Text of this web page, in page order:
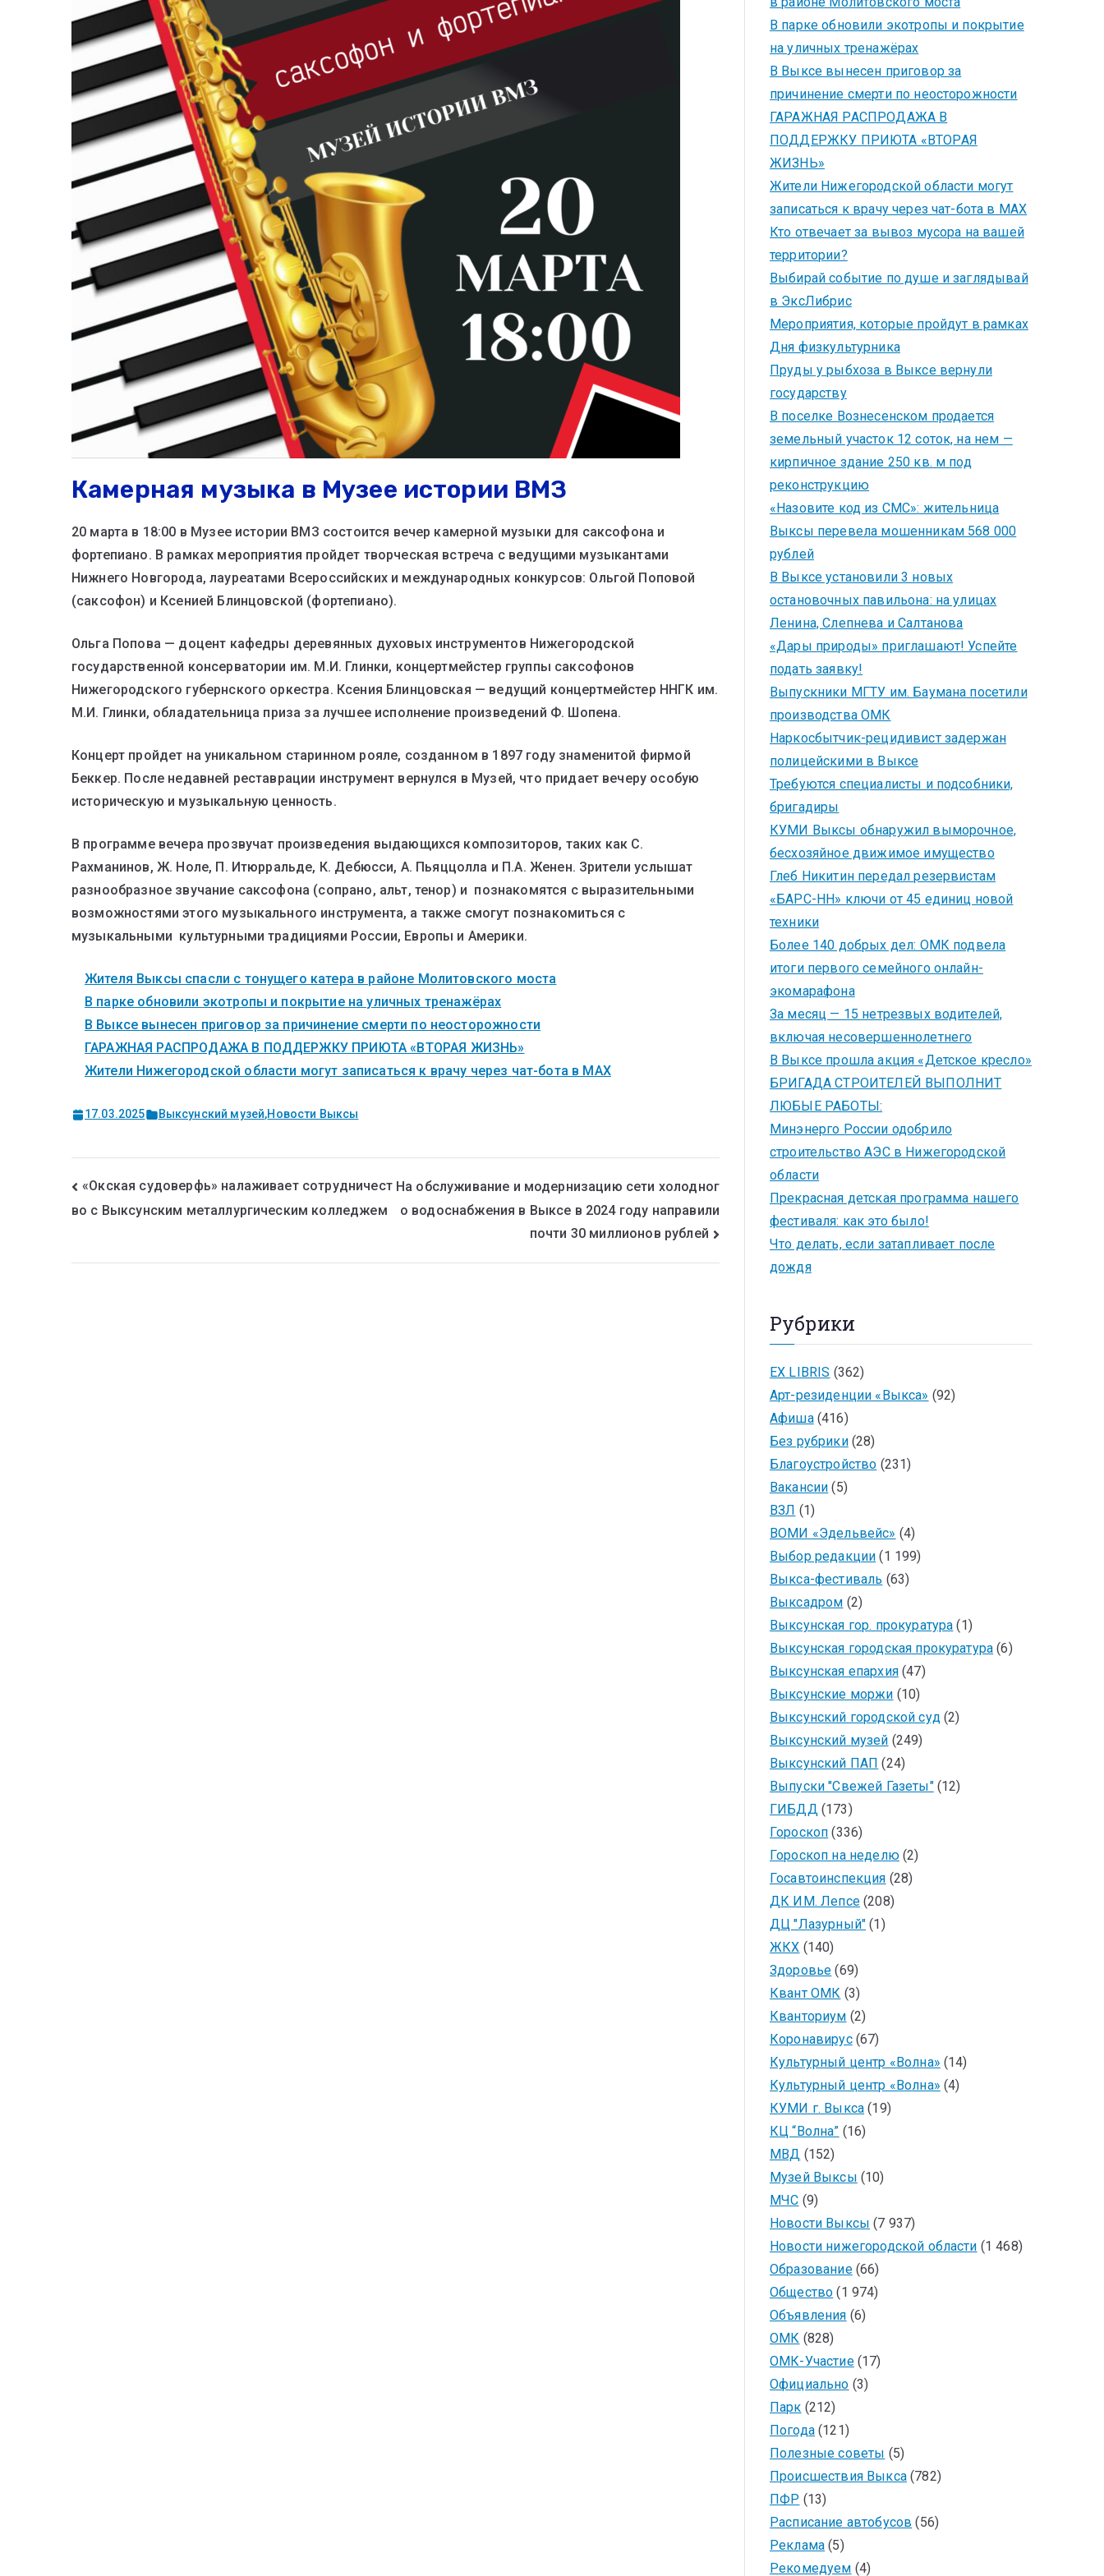
Камерная музыка в Музее истории ВМЗ
20 марта в 18:00 в Музее истории ВМЗ состоится вечер камерной музыки для саксофона и
фортепиано. В рамках мероприятия пройдет творческая встреча с ведущими музыкантами
Нижнего Новгорода, лауреатами Всероссийских и международных конкурсов: Ольгой Поповой
(саксофон) и Ксенией Блинцовской (фортепиано).
Ольга Попова — доцент кафедры деревянных духовых инструментов Нижегородской
государственной консерватории им. М.И. Глинки, концертмейстер группы саксофонов
Нижегородского губернского оркестра. Ксения Блинцовская — ведущий концертмейстер ННГК им.
М.И. Глинки, обладательница приза за лучшее исполнение произведений Ф. Шопена.
Концерт пройдет на уникальном старинном рояле, созданном в 1897 году знаменитой фирмой
Беккер. После недавней реставрации инструмент вернулся в Музей, что придает вечеру особую
историческую и музыкальную ценность.
В программе вечера прозвучат произведения выдающихся композиторов, таких как С.
Рахманинов, Ж. Ноле, П. Итюрральде, К. Дебюсси, А. Пьяццолла и П.А. Женен. Зрители услышат
разнообразное звучание саксофона (сопрано, альт, тенор) и познакомятся с выразительными
возможностями этого музыкального инструмента, а также смогут познакомиться с
музыкальными культурными традициями России, Европы и Америки.
Жителя Выксы спасли с тонущего катера в районе Молитовского моста
В парке обновили экотропы и покрытие на уличных тренажёрах
В Выксе вынесен приговор за причинение смерти по неосторожности
ГАРАЖНАЯ РАСПРОДАЖА В ПОДДЕРЖКУ ПРИЮТА «ВТОРАЯ ЖИЗНЬ»
Жители Нижегородской области могут записаться к врачу через чат-бота в MAX
17.03.2025 Выксунский музей,Новости Выксы
«Окская судоверфь» налаживает сотрудничест
во с Выксунским металлургическим колледжем
На обслуживание и модернизацию сети холодног
о водоснабжения в Выксе в 2024 году направили
почти 30 миллионов рублей
В парке обновили экотропы и покрытие
на уличных тренажёрах
В Выксе вынесен приговор за
причинение смерти по неосторожности
ГАРАЖНАЯ РАСПРОДАЖА В
ПОДДЕРЖКУ ПРИЮТА «ВТОРАЯ
ЖИЗНЬ»
Жители Нижегородской области могут
записаться к врачу через чат-бота в MAX
Кто отвечает за вывоз мусора на вашей
территории?
Выбирай событие по душе и заглядывай
в ЭксЛибрис
Мероприятия, которые пройдут в рамках
Дня физкультурника
Пруды у рыбхоза в Выксе вернули
государству
В поселке Вознесенском продается
земельный участок 12 соток, на нем —
кирпичное здание 250 кв. м под
реконструкцию
«Назовите код из СМС»: жительница
Выксы перевела мошенникам 568 000
рублей
В Выксе установили 3 новых
остановочных павильона: на улицах
Ленина, Слепнева и Салтанова
«Дары природы» приглашают! Успейте
подать заявку!
Выпускники МГТУ им. Баумана посетили
производства ОМК
Наркосбытчик-рецидивист задержан
полицейскими в Выксе
Требуются специалисты и подсобники,
бригадиры
КУМИ Выксы обнаружил выморочное,
бесхозяйное движимое имущество
Глеб Никитин передал резервистам
«БАРС-НН» ключи от 45 единиц новой
техники
Более 140 добрых дел: ОМК подвела
итоги первого семейного онлайн-
экомарафона
За месяц — 15 нетрезвых водителей,
включая несовершеннолетнего
В Выксе прошла акция «Детское кресло»
БРИГАДА СТРОИТЕЛЕЙ ВЫПОЛНИТ
ЛЮБЫЕ РАБОТЫ:
Минэнерго России одобрило
строительство АЭС в Нижегородской
области
Прекрасная детская программа нашего
фестиваля: как это было!
Что делать, если затапливает после
дождя
Рубрики
EX LIBRIS (362)
Арт-резиденции «Выкса» (92)
Афиша(416)
Без рубрики(28)
Благоустройство (231)
Вакансии (5)
ВЗЛ (1)
ВОМИ «Эдельвейс» (4)
Выбор редакции (1 199)
Выкса-фестиваль (63)
Выксадром (2)
Выксунская гор. прокуратура (1)
Выксунская городская прокуратура (6)
Выксунская епархия(47)
Выксунские моржи (10)
Выксунский городской суд(2)
Выксунский музей (249)
Выксунский ПАП (24)
Выпуски "Свежей Газеты"(12)
ГИБДД(173)
Гороскоп (336)
Гороскоп на неделю(2)
Госавтоинспекция (28)
ДК ИМ. Лепсе(208)
ДЦ "Лазурный" (1)
ЖКХ (140)
Здоровье (69)
Квант ОМК (3)
Кванториум (2)
Коронавирус(67)
Культурный центр «Волна» (14)
Культурный центр «Волна» (4)
КУМИ г. Выкса (19)
КЦ “Волна” (16)
МВД (152)
Музей Выксы (10)
МЧС (9)
Новости Выксы (7 937)
Новости нижегородской области (1 468)
Образование(66)
Общество (1 974)
Объявления (6)
ОМК (828)
ОМК-Участие(17)
Официально (3)
Парк (212)
Погода(121)
Полезные советы (5)
Происшествия Выкса(782)
ПФР (13)
Расписание автобусов (56)
Реклама (5)
Рекомедуем (4)